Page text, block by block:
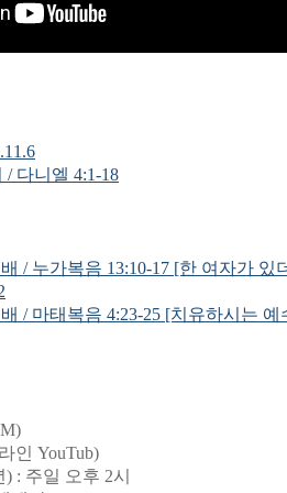
/ 다니엘 4:1-18
/ 누가복음 13:10-17 [한 여자가 있
/ 마태복음 4:23-25 [치유하시는 예
인 YouTub)
: 주일 오후 2시